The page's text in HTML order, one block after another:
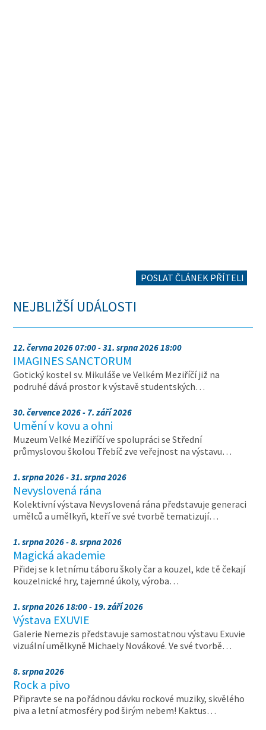
POSLAT ČLÁNEK PŘÍTELI
NEJBLIŽŠÍ UDÁLOSTI
12. června 2026 07:00 - 31. srpna 2026 18:00
IMAGINES SANCTORUM
Gotický kostel sv. Mikuláše ve Velkém Meziříčí již na
podruhé dává prostor k výstavě studentských…
30. července 2026 - 7. září 2026
Umění v kovu a ohni
Muzeum Velké Meziříčí ve spolupráci se Střední
průmyslovou školou Třebíč zve veřejnost na výstavu…
1. srpna 2026 - 31. srpna 2026
Nevyslovená rána
Kolektivní výstava Nevyslovená rána představuje generaci
umělců a umělkyň, kteří ve své tvorbě tematizují…
1. srpna 2026 - 8. srpna 2026
Magická akademie
Přidej se k letnímu táboru školy čar a kouzel, kde tě čekají
kouzelnické hry, tajemné úkoly, výroba…
1. srpna 2026 18:00 - 19. září 2026
Výstava EXUVIE
Galerie Nemezis představuje samostatnou výstavu Exuvie
vizuální umělkyně Michaely Novákové. Ve své tvorbě…
8. srpna 2026
Rock a pivo
Připravte se na pořádnou dávku rockové muziky, skvělého
piva a letní atmosféry pod širým nebem! Kaktus…